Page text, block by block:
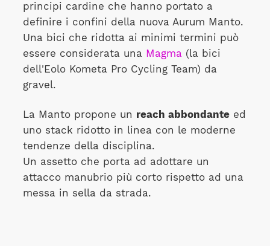
principi cardine che hanno portato a
definire i confini della nuova Aurum Manto.
Una bici che ridotta ai minimi termini può
essere considerata una Magma(la bici
dell'Eolo Kometa Pro Cycling Team) da
gravel.
La Manto propone un reach abbondanteed
uno stack ridotto in linea con le moderne
tendenze della disciplina.
Un assetto che porta ad adottare un
attacco manubrio più corto rispetto ad una
messa in sella da strada.